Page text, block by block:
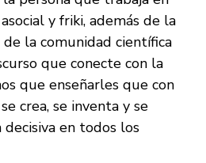
y friki, además de la
la comunidad científica
que conecte con la
que enseñarles que con
crea, se inventa y se
en todos los